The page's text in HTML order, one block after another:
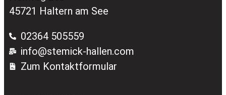
45721 Haltern am See
02364 505559
info@stemick-hallen.com
Zum Kontaktformular